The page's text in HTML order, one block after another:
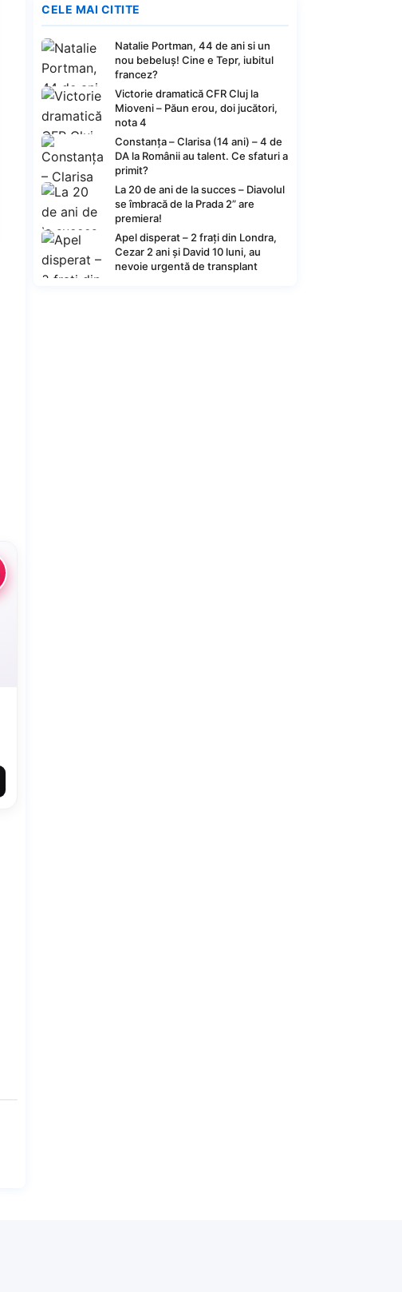
CELE MAI CITITE
Natalie Portman, 44 de ani si un
nou bebeluș! Cine e Tepr, iubitul
francez?
Victorie dramatică CFR Cluj la
Mioveni – Păun erou, doi jucători,
nota 4
Constanța – Clarisa (14 ani) – 4 de
DA la Românii au talent. Ce sfaturi a
primit?
La 20 de ani de la succes – Diavolul
se îmbracă de la Prada 2” are
premiera!
Apel disperat – 2 frați din Londra,
Cezar 2 ani și David 10 luni, au
nevoie urgentă de transplant